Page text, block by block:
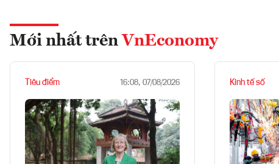
Mới nhất trên VnEconomy
Tiêu điểm 16:08, 07/08/2026 Kinh tế số